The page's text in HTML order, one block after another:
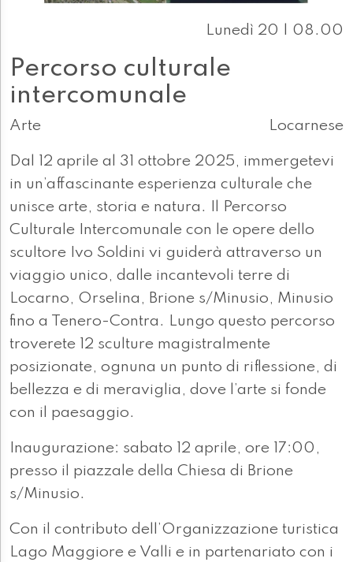
Lunedì 20 | 08.00
Percorso culturale
intercomunale
Arte Locarnese
Dal 12 aprile al 31 ottobre 2025, immergetevi
in un’affascinante esperienza culturale che
unisce arte, storia e natura. Il Percorso
Culturale Intercomunale con le opere dello
scultore Ivo Soldini vi guiderà attraverso un
viaggio unico, dalle incantevoli terre di
Locarno, Orselina, Brione s/Minusio, Minusio
fino a Tenero-Contra. Lungo questo percorso
troverete 12 sculture magistralmente
posizionate, ognuna un punto di riflessione, di
bellezza e di meraviglia, dove l’arte si fonde
con il paesaggio.
Inaugurazione: sabato 12 aprile, ore 17:00,
presso il piazzale della Chiesa di Brione
s/Minusio.
Con il contributo dell’Organizzazione turistica
Lago Maggiore e Valli e in partenariato con i